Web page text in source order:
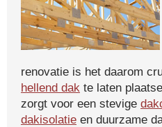
renovatie is het daarom
hellend dak te laten
zorgt voor een stevige
dakisolatie en duurzame